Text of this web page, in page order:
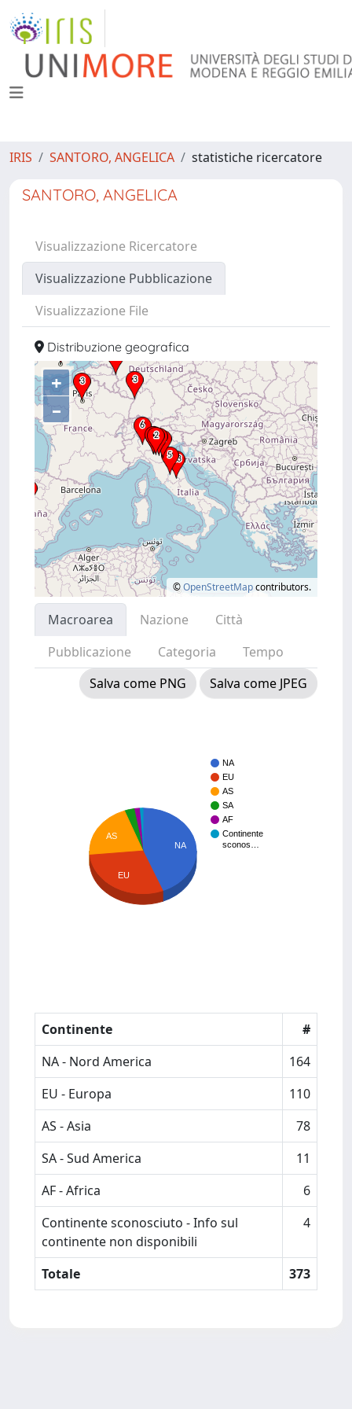
IRIS SANTORO, ANGELICA statistiche ricercatore
SANTORO, ANGELICA
Visualizzazione Ricercatore
Visualizzazione Pubblicazione
Visualizzazione File
Distribuzione geografica
+
–
©OpenStreetMapcontributors.
Macroarea Nazione
Città
Pubblicazione
Categoria
Tempo
Salva come PNG
Salva come JPEG
NA
EU
AS
SA
AF
Continente
sconos…
NA
AS
EU
Continente
#
NA - Nord America
164
EU - Europa
110
AS - Asia
78
SA - Sud America
11
AF - Africa
6
Continente sconosciuto - Info sul
continente non disponibili
4
Totale 373